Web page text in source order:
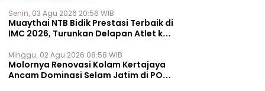
Senin, 03 Agu 2026 20:56 WIB
Muaythai NTB Bidik Prestasi Terbaik di
IMC 2026, Turunkan Delapan Atlet ke
Minggu, 02 Agu 2026 08:58 WIB
Molornya Renovasi Kolam Kertajaya
Ancam Dominasi Selam Jatim di PON